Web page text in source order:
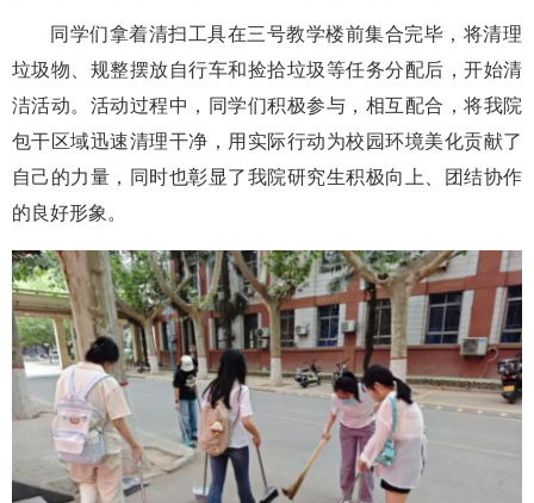
同学们拿着清扫工具在三号教学楼前集合完毕，将清理
垃圾物、规整摆放自行车和捡拾垃圾等任务分配后，开始清
洁活动。活动过程中，同学们积极参与，相互配合，将我院
包干区域迅速清理干净，用实际行动为校园环境美化贡献了
自己的力量，同时也彰显了我院研究生积极向上、团结协作
的良好形象。